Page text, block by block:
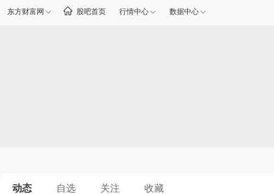
东方财富网 股吧首页 行情中心 数据中心
动态 自选 关注 收藏